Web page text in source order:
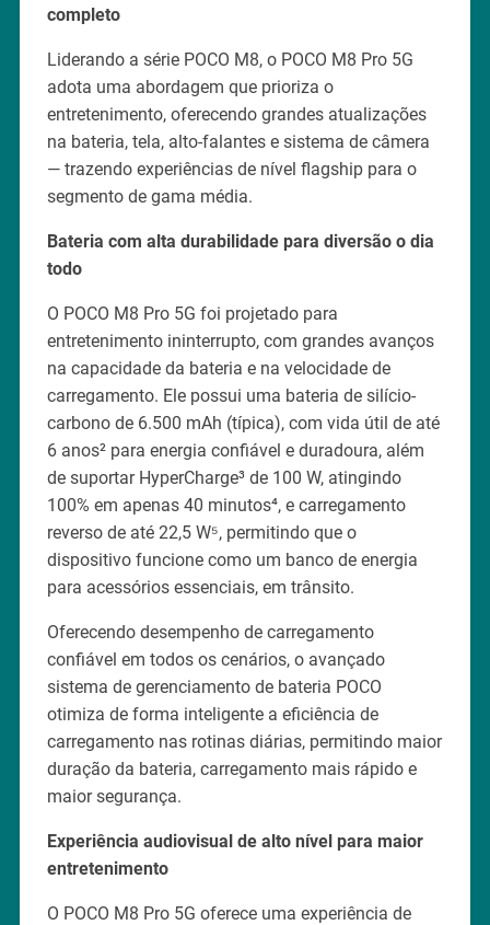
completo
Liderando a série POCO M8, o POCO M8 Pro 5G
adota uma abordagem que prioriza o
entretenimento, oferecendo grandes atualizações
na bateria, tela, alto-falantes e sistema de câmera
— trazendo experiências de nível flagship para o
segmento de gama média.
Bateria com alta durabilidade para diversão o dia
todo
O POCO M8 Pro 5G foi projetado para
entretenimento ininterrupto, com grandes avanços
na capacidade da bateria e na velocidade de
carregamento. Ele possui uma bateria de silício-
carbono de 6.500 mAh (típica), com vida útil de até
6 anos² para energia confiável e duradoura, além
de suportar HyperCharge³ de 100 W, atingindo
100% em apenas 40 minutos⁴, e carregamento
reverso de até 22,5 W⁵, permitindo que o
dispositivo funcione como um banco de energia
para acessórios essenciais, em trânsito.
Oferecendo desempenho de carregamento
confiável em todos os cenários, o avançado
sistema de gerenciamento de bateria POCO
otimiza de forma inteligente a eficiência de
carregamento nas rotinas diárias, permitindo maior
duração da bateria, carregamento mais rápido e
maior segurança.
Experiência audiovisual de alto nível para maior
entretenimento
O POCO M8 Pro 5G oferece uma experiência de